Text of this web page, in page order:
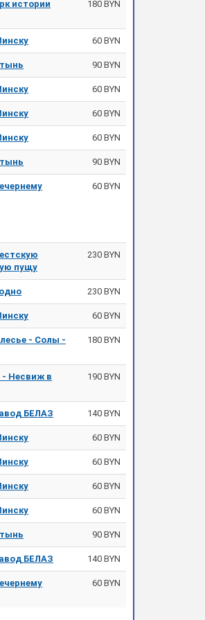
истории
180 BYN
60 BYN
90 BYN
60 BYN
60 BYN
60 BYN
90 BYN
60 BYN
пущу
230 BYN
230 BYN
60 BYN
- Солы -
180 BYN
- Несвиж в
190 BYN
БЕЛАЗ 140 BYN
60 BYN
60 BYN
60 BYN
60 BYN
90 BYN
БЕЛАЗ 140 BYN
60 BYN